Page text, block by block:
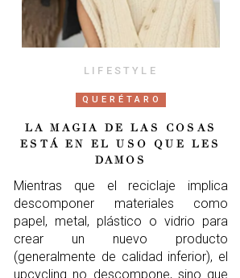
LIFESTYLE
QUERÉTARO
LA MAGIA DE LAS COSAS
ESTÁ EN EL USO QUE LES
DAMOS
Mientras que el reciclaje implica
descomponer materiales como
papel, metal, plástico o vidrio para
crear un nuevo producto
(generalmente de calidad inferior), el
upcycling no descompone, sino que